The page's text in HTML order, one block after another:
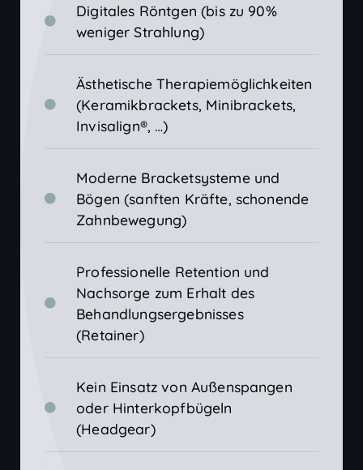
Digitales Röntgen (bis zu 90%
weniger Strahlung)
Ästhetische Therapiemöglichkeiten
(Keramikbrackets, Minibrackets,
Invisalign®, …)
Moderne Bracketsysteme und
Bögen (sanften Kräfte, schonende
Zahnbewegung)
Professionelle Retention und
Nachsorge zum Erhalt des
Behandlungsergebnisses
(Retainer)
Kein Einsatz von Außenspangen
oder Hinterkopfbügeln
(Headgear)